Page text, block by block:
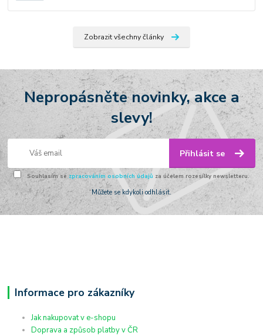
Zobrazit všechny články
Nepropásněte novinky, akce a
slevy!
Přihlásit se
Souhlasím se zpracováním osobních údajů za účelem rozesílky newsletteru.
Můžete se kdykoli odhlásit.
Informace pro zákazníky
Jak nakupovat v e-shopu
Doprava a způsob platby v ČR